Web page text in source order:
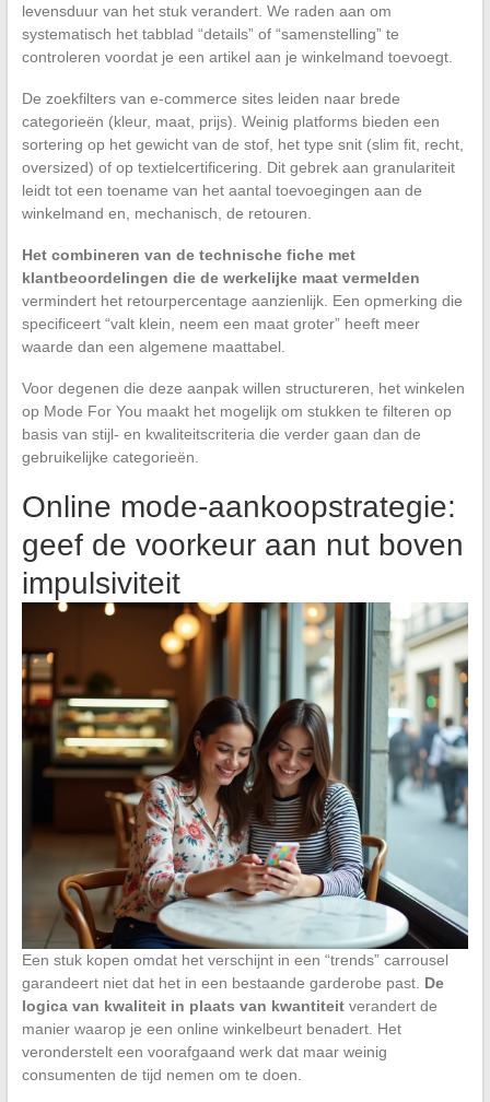
levensduur van het stuk verandert. We raden aan om
systematisch het tabblad “details” of “samenstelling” te
controleren voordat je een artikel aan je winkelmand toevoegt.
De zoekfilters van e-commerce sites leiden naar brede
categorieën (kleur, maat, prijs). Weinig platforms bieden een
sortering op het gewicht van de stof, het type snit (slim fit, recht,
oversized) of op textielcertificering. Dit gebrek aan granulariteit
leidt tot een toename van het aantal toevoegingen aan de
winkelmand en, mechanisch, de retouren.
Het combineren van de technische fiche met
klantbeoordelingen die de werkelijke maat vermelden
vermindert het retourpercentage aanzienlijk. Een opmerking die
specificeert “valt klein, neem een maat groter” heeft meer
waarde dan een algemene maattabel.
Voor degenen die deze aanpak willen structureren, het winkelen
op Mode For You maakt het mogelijk om stukken te filteren op
basis van stijl- en kwaliteitscriteria die verder gaan dan de
gebruikelijke categorieën.
Online mode-aankoopstrategie:
geef de voorkeur aan nut boven
impulsiviteit
Een stuk kopen omdat het verschijnt in een “trends” carrousel
garandeert niet dat het in een bestaande garderobe past. De
logica van kwaliteit in plaats van kwantiteitverandert de
manier waarop je een online winkelbeurt benadert. Het
veronderstelt een voorafgaand werk dat maar weinig
consumenten de tijd nemen om te doen.